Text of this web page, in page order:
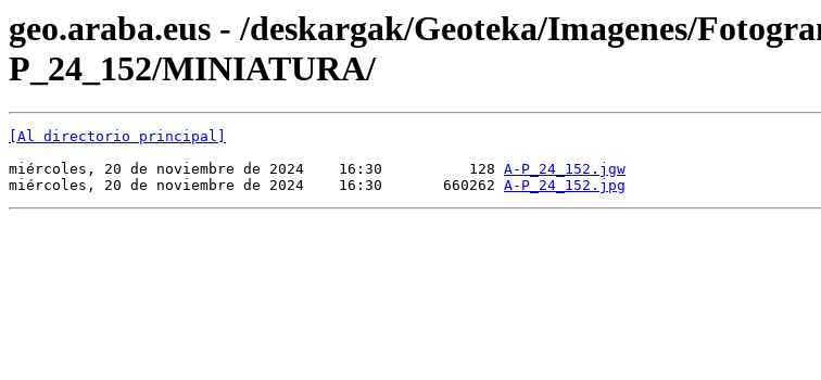
geo.araba.eus - /deskargak/Geoteka/Imagenes/
P_24_152/MINIATURA/
[Al directorio principal]
miércoles, 20 de noviembre de 2024    16:30          128 A-P_24_152.jgw
miércoles, 20 de noviembre de 2024    16:30       660262 A-P_24_152.jpg